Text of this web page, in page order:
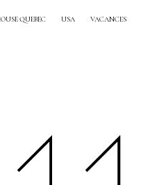
QUEBEC USA VACANCES